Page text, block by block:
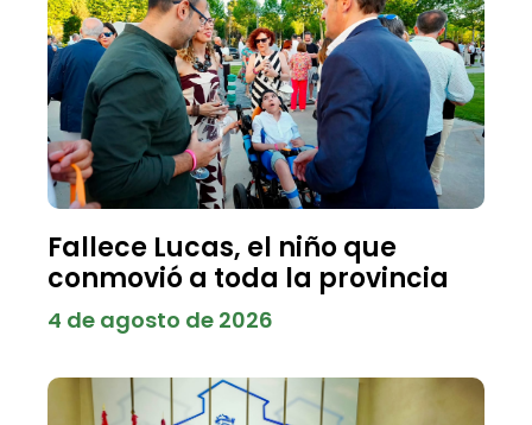
Fallece Lucas, el niño que
conmovió a toda la provincia
4 de agosto de 2026